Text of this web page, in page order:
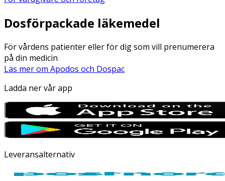
Dosförpackade läkemedel
För vårdens patienter eller för dig som vill prenumerera
på din medicin
Läs mer om Apodos och Dospac
Ladda ner vår app
Leveransalternativ